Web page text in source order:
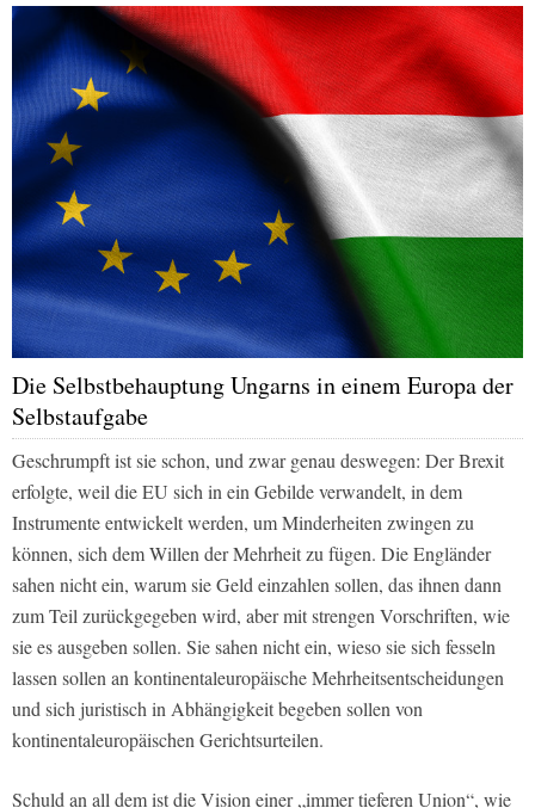
Die Selbstbehauptung Ungarns in einem Europa der
Selbstaufgabe
Geschrumpft ist sie schon, und zwar genau deswegen: Der Brexit
erfolgte, weil die EU sich in ein Gebilde verwandelt, in dem
Instrumente entwickelt werden, um Minderheiten zwingen zu
können, sich dem Willen der Mehrheit zu fügen. Die Engländer
sahen nicht ein, warum sie Geld einzahlen sollen, das ihnen dann
zum Teil zurückgegeben wird, aber mit strengen Vorschriften, wie
sie es ausgeben sollen. Sie sahen nicht ein, wieso sie sich fesseln
lassen sollen an kontinentaleuropäische Mehrheitsentscheidungen
und sich juristisch in Abhängigkeit begeben sollen von
kontinentaleuropäischen Gerichtsurteilen.
Schuld an all dem ist die Vision einer „immer tieferen Union“, wie